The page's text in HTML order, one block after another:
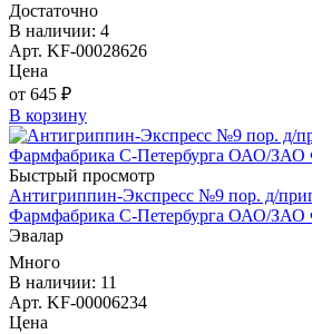
Достаточно
В наличии: 4
Арт. KF-00028626
Цена
от 645 ₽
В корзину
Быстрый просмотр
Антигриппин-Экспресс №9 пор. д/
Фармфабрика С-Петербурга ОАО/ЗАО
Эвалар
Много
В наличии: 11
Арт. KF-00006234
Цена